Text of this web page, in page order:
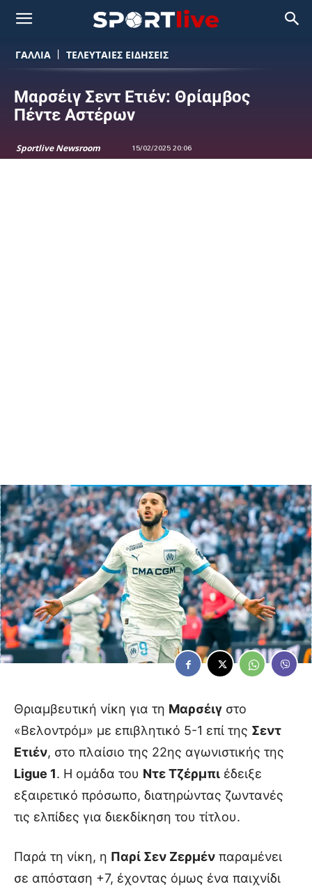
ΓΑΛΛΙΑ ΤΕΛΕΥΤΑΙΕΣ ΕΙΔΗΣΕΙΣ
Μαρσέιγ Σεντ Ετιέν: Θρίαμβος
Πέντε Αστέρων
Sportlive Newsroom 15/02/2025 20:06
Θριαμβευτική νίκη για τη Μαρσέιγ στο
«Βελοντρόμ» με επιβλητικό 5-1 επί της Σεντ
Ετιέν, στο πλαίσιο της 22ης αγωνιστικής της
Ligue 1. Η ομάδα του Ντε Τζέρμπι έδειξε
εξαιρετικό πρόσωπο, διατηρώντας ζωντανές
τις ελπίδες για διεκδίκηση του τίτλου.
Παρά τη νίκη, η Παρί Σεν Ζερμέν παραμένει
σε απόσταση +7, έχοντας όμως ένα παιχνίδι